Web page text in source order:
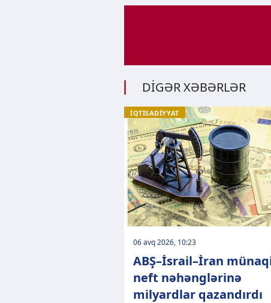
DİGƏR XƏBƏRLƏR
İQTİSADİYYAT
06 avq 2026, 10:23
ABŞ–İsrail–İran
neft nəhənglərinə
milyardlar qazandırdı